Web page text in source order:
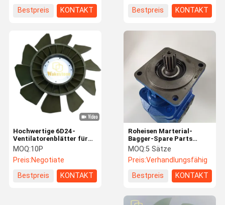
Werksbesich
Tigung
Qualitätskon
Trolle
Kontakt Mit
Neuigkeiten
Rechtssach
En
Bitte Um Ein
Angebot
Company
News
Hydraulischer Unterbrecher-Hammer
Bagger Engine Parts
Anschlüsse zu Baggern
Bagger Spare Parts
Ausgrabungsmaschine Hydraulikzylinder
Bestpreis
KONTAKT
Bestpreis
KONTAKT
Roheisen Marterial-
Bagger-Spare Parts
Soem-Bagger Engine
Pump
MOQ:5 Sätze
Preis:Verhandlungsfähig
Bestpreis
KONTAKT
Hochwertige 6D24-
Ventilatorenblätter für
Mitsubishi-
Exkavatormotorteile
MOQ:10P
Preis:Negotiate
Bestpreis
KONTAKT